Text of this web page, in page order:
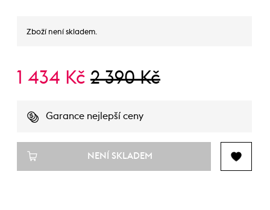
Zboží není skladem.
1 434 Kč 2 390 Kč
Garance nejlepší ceny
NENÍ SKLADEM